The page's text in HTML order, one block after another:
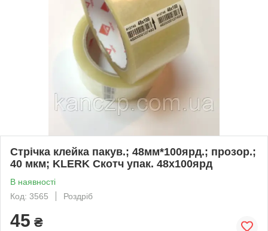
Стрічка клейка пакув.; 48мм*100ярд.; прозор.;
40 мкм; KLERK Скотч упак. 48х100ярд
В наявності
Код: 3565
Роздріб
45 ₴